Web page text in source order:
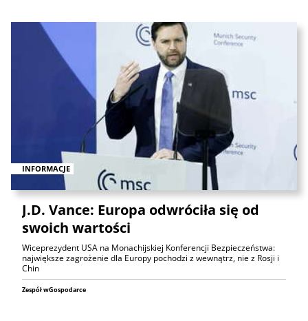
INFORMACJE
J.D. Vance: Europa odwróciła się od
swoich wartości
Wiceprezydent USA na Monachijskiej Konferencji Bezpieczeństwa:
największe zagrożenie dla Europy pochodzi z wewnątrz, nie z Rosji i
Chin
Zespół wGospodarce